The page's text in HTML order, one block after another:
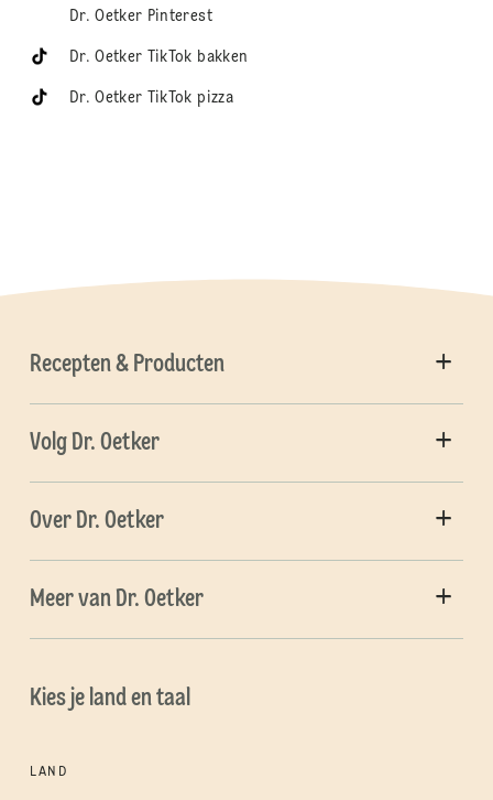
Dr. Oetker Pinterest
Dr. Oetker TikTok bakken
Dr. Oetker TikTok pizza
Recepten & Producten
Volg Dr. Oetker
Over Dr. Oetker
Meer van Dr. Oetker
Kies je land en taal
LAND